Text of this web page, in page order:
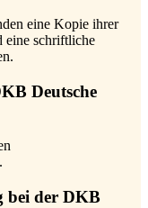
eine Kopie ihrer
eine schriftliche
Deutsche
bei der DKB